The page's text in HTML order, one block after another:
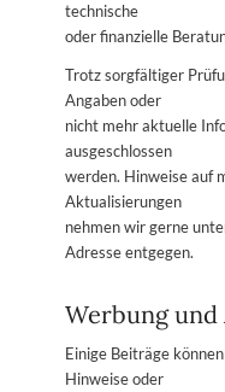
technische
oder finanzielle
Trotz sorgfältiger
Angaben oder
nicht mehr aktuelle
ausgeschlossen
werden. Hinweise auf
Aktualisierungen
nehmen wir gerne
Adresse entgegen.
Werbung
Einige Beiträge
Hinweise oder